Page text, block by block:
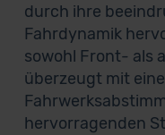
durch ihre
Fahrdynamik
sowohl Front- als
überzeugt mit
hervorragenden